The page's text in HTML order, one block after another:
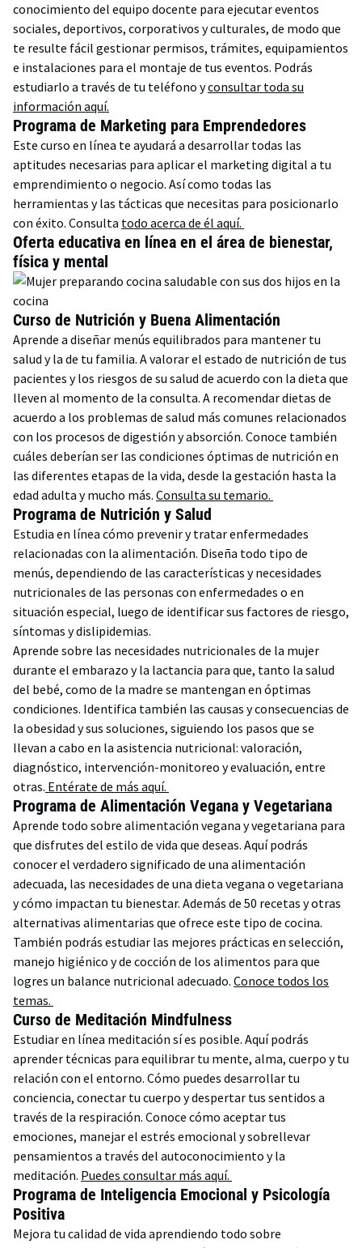
conocimiento del equipo docente para ejecutar eventos
sociales, deportivos, corporativos y culturales, de modo que
te resulte fácil gestionar permisos, trámites, equipamientos
e instalaciones para el montaje de tus eventos. Podrás
estudiarlo a través de tu teléfono yconsultar toda su
información aquí.
Programa de Marketing para Emprendedores
Este curso en línea te ayudará a desarrollar todas las
aptitudes necesarias para aplicar el marketing digital a tu
emprendimiento o negocio. Así como todas las
herramientas y las tácticas que necesitas para posicionarlo
con éxito. Consulta todo acerca de él aquí.
Oferta educativa en línea en el área de bienestar,
física y mental
Curso de Nutrición y Buena Alimentación
Aprende a diseñar menús equilibrados para mantener tu
salud y la de tu familia. A valorar el estado de nutrición de tus
pacientes y los riesgos de su salud de acuerdo con la dieta que
lleven al momento de la consulta. A recomendar dietas de
acuerdo a los problemas de salud más comunes relacionados
con los procesos de digestión y absorción. Conoce también
cuáles deberían ser las condiciones óptimas de nutrición en
las diferentes etapas de la vida, desde la gestación hasta la
edad adulta y mucho más. Consulta su temario.
Programa de Nutrición y Salud
Estudia en línea cómo prevenir y tratar enfermedades
relacionadas con la alimentación. Diseña todo tipo de
menús, dependiendo de las características y necesidades
nutricionales de las personas con enfermedades o en
situación especial, luego de identificar sus factores de riesgo,
síntomas y dislipidemias.
Aprende sobre las necesidades nutricionales de la mujer
durante el embarazo y la lactancia para que, tanto la salud
del bebé, como de la madre se mantengan en óptimas
condiciones. Identifica también las causas y consecuencias de
la obesidad y sus soluciones, siguiendo los pasos que se
llevan a cabo en la asistencia nutricional: valoración,
diagnóstico, intervención-monitoreo y evaluación, entre
otras. Entérate de más aquí.
Programa de Alimentación Vegana y Vegetariana
Aprende todo sobre alimentación vegana y vegetariana para
que disfrutes del estilo de vida que deseas. Aquí podrás
conocer el verdadero significado de una alimentación
adecuada, las necesidades de una dieta vegana o vegetariana
y cómo impactan tu bienestar. Además de 50 recetas y otras
alternativas alimentarias que ofrece este tipo de cocina.
También podrás estudiar las mejores prácticas en selección,
manejo higiénico y de cocción de los alimentos para que
logres un balance nutricional adecuado. Conoce todos los
temas.
Curso de Meditación Mindfulness
Estudiar en línea meditación sí es posible. Aquí podrás
aprender técnicas para equilibrar tu mente, alma, cuerpo y tu
relación con el entorno. Cómo puedes desarrollar tu
conciencia, conectar tu cuerpo y despertar tus sentidos a
través de la respiración. Conoce cómo aceptar tus
emociones, manejar el estrés emocional y sobrellevar
pensamientos a través del autoconocimiento y la
meditación. Puedes consultar más aquí.
Programa de Inteligencia Emocional y Psicología
Positiva
Mejora tu calidad de vida aprendiendo todo sobre